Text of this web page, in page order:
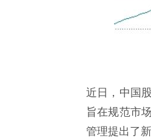
近日，中国
旨在规范市
管理提出了新